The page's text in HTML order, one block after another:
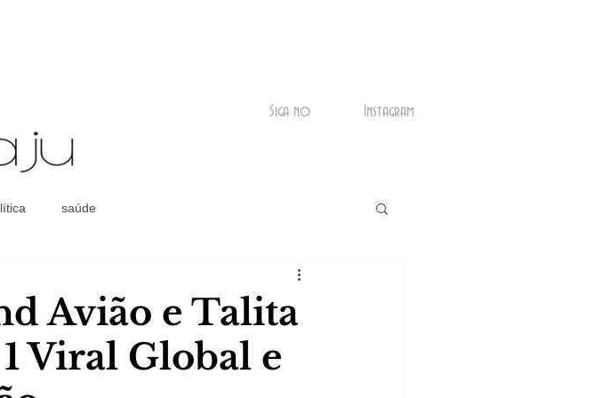
Social
Siga no Instagram
saúde
Avião e Talita
Viral Global e